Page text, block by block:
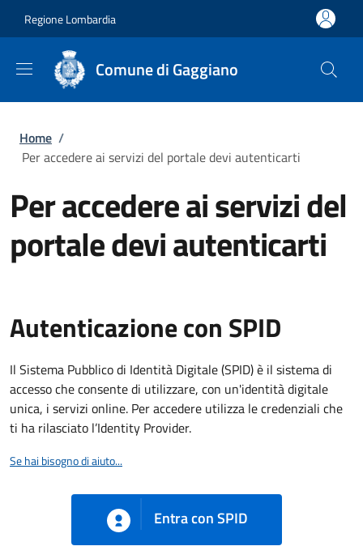
Regione Lombardia
Comune di Gaggiano
Briciole di pane
Home /
Per accedere ai servizi del portale devi autenticarti
Per accedere ai servizi del
portale devi autenticarti
Autenticazione con SPID
Il Sistema Pubblico di Identità Digitale (SPID) è il sistema di
accesso che consente di utilizzare, con un'identità digitale
unica, i servizi online. Per accedere utilizza le credenziali che
ti ha rilasciato l’Identity Provider.
Se hai bisogno di aiuto...
Entra con SPID